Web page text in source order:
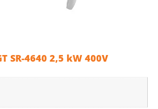
SR-4640 2,5 kW 400V